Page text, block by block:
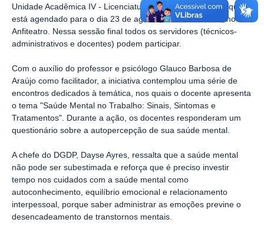
Unidade Acadêmica IV - Licenciaturas e Formação Geral, que
está agendado para o dia 23 de agosto, das 10h às 12h, no
Anfiteatro. Nessa sessão final todos os servidores (técnicos-
administrativos e docentes) podem participar.
Com o auxílio do professor e psicólogo Glauco Barbosa de
Araújo como facilitador, a iniciativa contemplou uma série de
encontros dedicados à temática, nos quais o docente apresenta
o tema "Saúde Mental no Trabalho: Sinais, Sintomas e
Tratamentos". Durante a ação, os docentes responderam um
questionário sobre a autopercepção de sua saúde mental.
A chefe do DGDP, Dayse Ayres, ressalta que a saúde mental
não pode ser subestimada e reforça que é preciso investir
tempo nos cuidados com a saúde mental como
autoconhecimento, equilíbrio emocional e relacionamento
interpessoal, porque saber administrar as emoções previne o
desencadeamento de transtornos mentais.